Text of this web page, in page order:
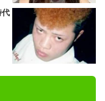
代